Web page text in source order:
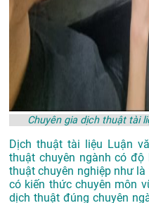
Chuyên gia dịch thuật tài
Dịch thuật tài liệu Luận
thuật chuyên ngành có
thuật chuyên nghiệp như
có kiến thức chuyên môn
dịch thuật đúng chuyên